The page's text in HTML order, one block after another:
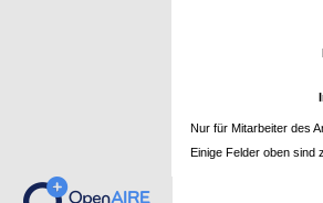
Nur für Mitarbeiter des
Einige Felder oben sind